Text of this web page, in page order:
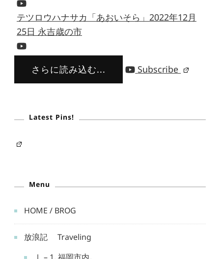
テツロウハナサカ「あおいそら」2022年12月
25日 永吉歳の市
さらに読み込む... Subscribe
Latest Pins!
Menu
HOME / BROG
放浪記 Traveling